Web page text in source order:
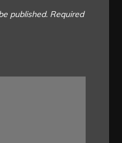
published. Required